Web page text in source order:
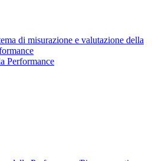
di misurazione e valutazione della
Performance